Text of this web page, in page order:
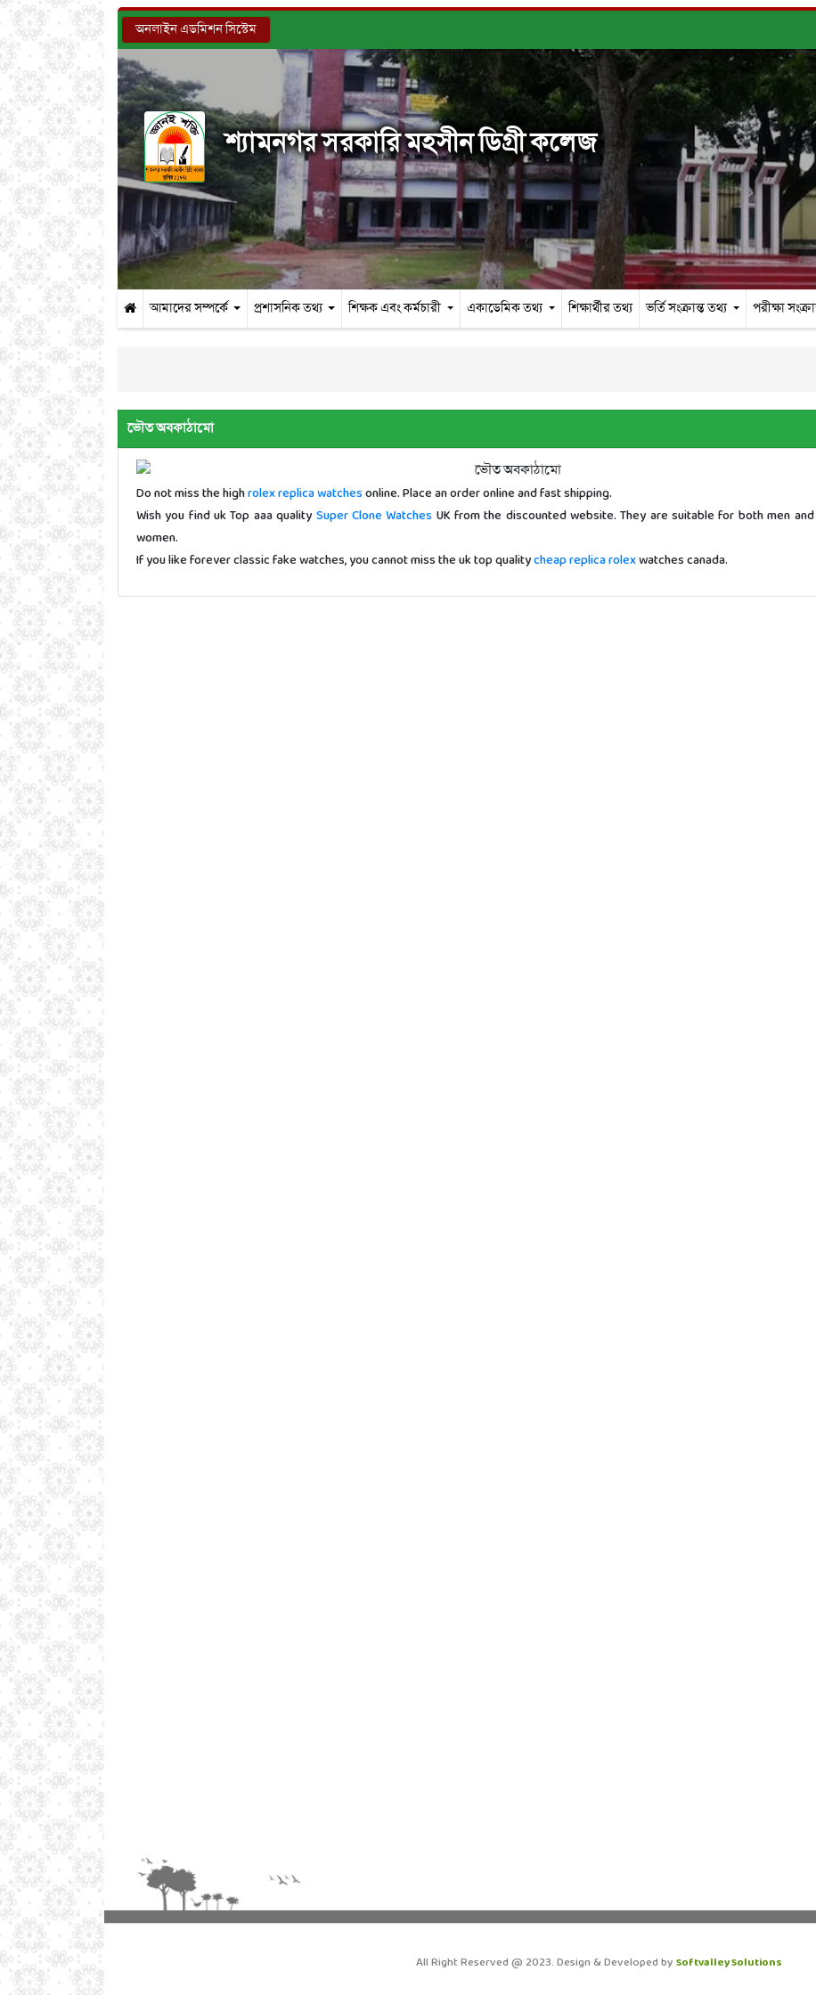
অনলাইন এডমিশন সিস্টেম
শ্যামনগর সরকারি মহসীন ডিগ্রী কলেজ
আমাদের সম্পর্কে প্রশাসনিক তথ্য শিক্ষক এবং কর্মচারী একাডেমিক তথ্য শিক্ষার্থীর তথ্য ভর্তি সংক্রান্ত তথ্য পরীক্ষা
ভৌত অবকাঠামো
ভৌত অবকাঠামো
Do not miss the highrolex replica watches online. Place an order online and fast shipping.
Wish you find uk Top aaa quality Super Clone Watches UK from the discounted website. They are suitable for both men and
women.
If you like forever classic fake watches, you cannot miss the uk top qualitycheap replica rolexwatches canada.
All Right Reserved @ 2023. Design & Developed by Softvalley Solutions